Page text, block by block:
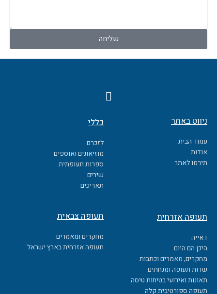
שליחה
F
a
e
b
o
o
k
ניווט באתר
עמוד הבית
אודות
תירמו לאתר
כללי
לזכרם
מוזיאונים ואוספים
ספרות תעופתית
שירים
תאריכים
תעופה אזרחית
דאייה
היכן הם היום
מחקרים, מאמרים וכתבות
שדות תעופה ומנחתים
תאונות ואירועי בטיחות טיסה
תעופה ספורטיבית קלה
תעופה צבאית
מחקרים ומאמרים
תעופה אזרחית בארץ ישראל